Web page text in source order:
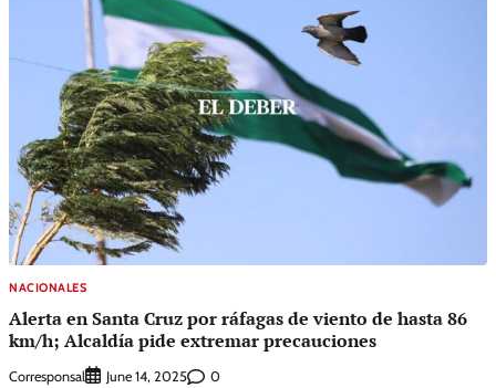
NACIONALES
Alerta en Santa Cruz por ráfagas de viento de hasta 86
km/h; Alcaldía pide extremar precauciones
Corresponsal June 14, 2025 0